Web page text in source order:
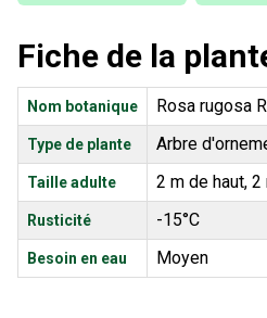
Fiche de la
Nom botanique Rosa rugosa
Type de plante Arbre
Taille adulte 2 m de haut,
Rusticité -15°C
Besoin en eau Moyen